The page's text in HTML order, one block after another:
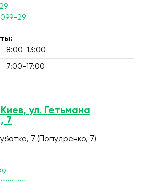
29
8:00-13:00
7:00-17:00
ул. Гетьмана
7
7 (Попудренко, 7)